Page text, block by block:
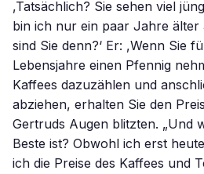
,Tatsächlich? Sie sehen viel
bin ich nur ein paar Jahre älter
sind Sie denn?‘ Er: ,Wenn Sie
Lebensjahre einen Pfennig
Kaffees dazuzählen und
abziehen, erhalten Sie den
Gertruds Augen blitzten. „Und
Beste ist? Obwohl ich erst
ich die Preise des Kaffees und